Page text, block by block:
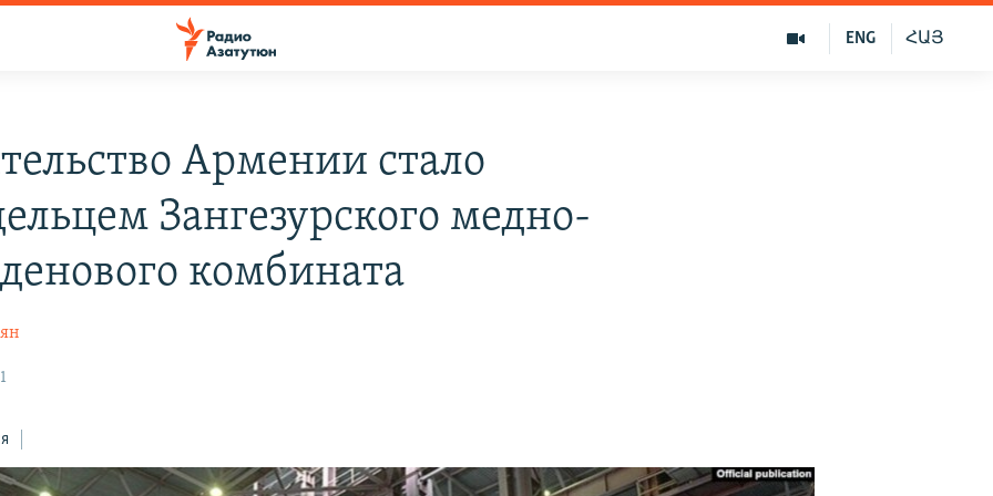
ՀԱՅ
ENG
Армении стало
Зангезурского медно-
комбината